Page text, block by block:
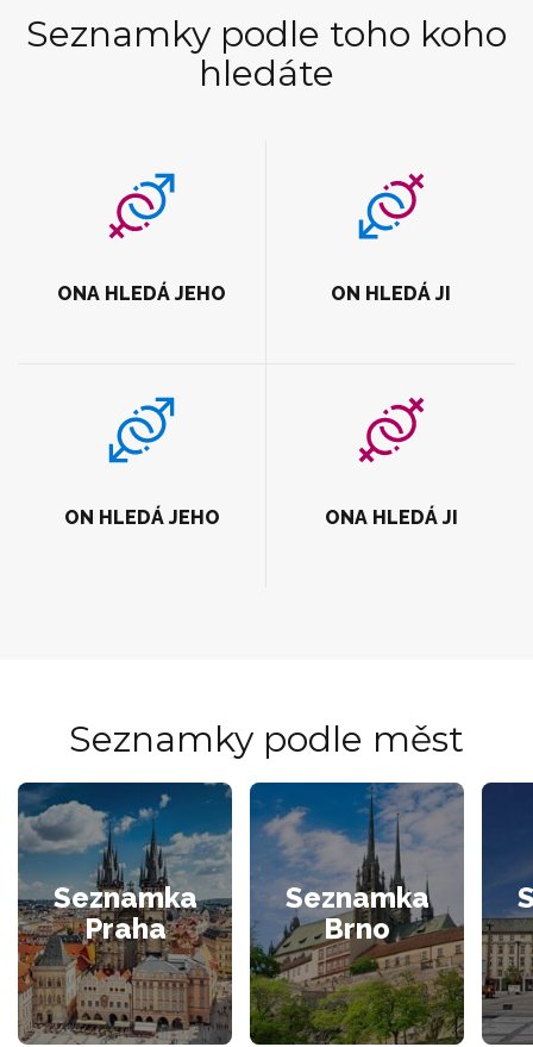
Seznamky podle toho koho
hledáte
ONA HLEDÁ JEHO ON HLEDÁ JI
ON HLEDÁ JEHO ONA HLEDÁ JI
Seznamky podle měst
Seznamka
Praha
Seznamka
Brno